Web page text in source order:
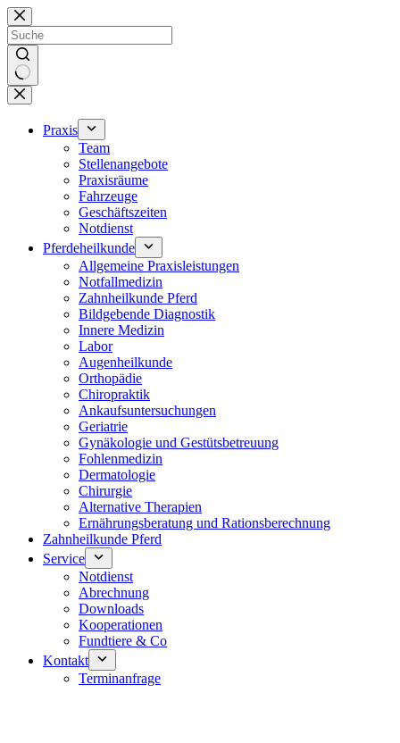
Zum
Inhalt
springen
Keine
Ergebnisse
Praxis
Team
Stellenangebote
Praxisräume
Fahrzeuge
Geschäftszeiten
Notdienst
Pferdeheilkunde
Allgemeine Praxisleistungen
Notfallmedizin
Zahnheilkunde Pferd
Bildgebende Diagnostik
Innere Medizin
Labor
Augenheilkunde
Orthopädie
Chiropraktik
Ankaufsuntersuchungen
Geriatrie
Gynäkologie und Gestütsbetreuung
Fohlenmedizin
Dermatologie
Chirurgie
Alternative Therapien
Ernährungsberatung und Rationsberechnung
Zahnheilkunde Pferd
Service
Notdienst
Abrechnung
Downloads
Kooperationen
Fundtiere & Co
Kontakt
Terminanfrage